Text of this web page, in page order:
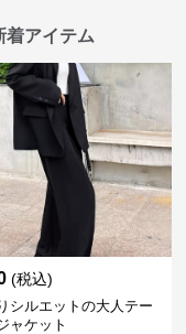
着アイテム
(税込)
シルエットの大人テー
ャケット